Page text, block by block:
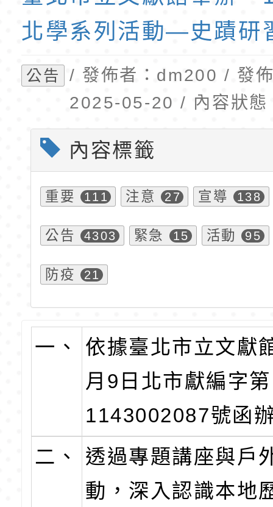
招錄取公告(尚有缺
北學系列活動—史蹟研
公告
/ 發佈者：dm200 / 發
2025-05-20 / 內容狀態
內容標籤
重要 111 注意 27 宣導 138
公告 4303 緊急 15 活動 95
防疫 21
一、
依據臺北市立文獻
月9日北市獻編字第
1143002087號函
二、
透過專題講座與戶
動，深入認識本地